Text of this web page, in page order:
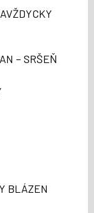
– SRŠEŇ
BLÁZEN